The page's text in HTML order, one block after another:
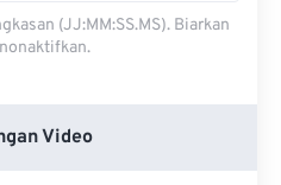
(JJ:MM:SS.MS). Biarkan
Video